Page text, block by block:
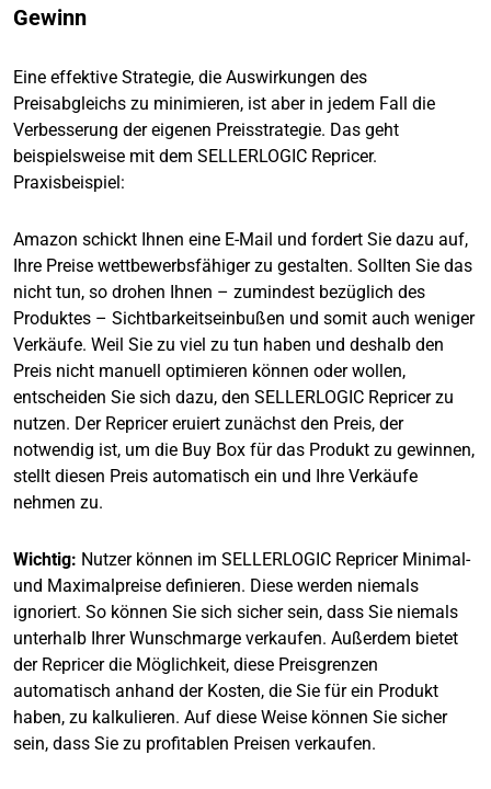
Gewinn
Eine effektive Strategie, die Auswirkungen des
Preisabgleichs zu minimieren, ist aber in jedem Fall die
Verbesserung der eigenen Preisstrategie. Das geht
beispielsweise mit dem SELLERLOGIC Repricer.
Praxisbeispiel:
Amazon schickt Ihnen eine E-Mail und fordert Sie dazu auf,
Ihre Preise wettbewerbsfähiger zu gestalten. Sollten Sie das
nicht tun, so drohen Ihnen – zumindest bezüglich des
Produktes – Sichtbarkeitseinbußen und somit auch weniger
Verkäufe. Weil Sie zu viel zu tun haben und deshalb den
Preis nicht manuell optimieren können oder wollen,
entscheiden Sie sich dazu, den SELLERLOGIC Repricer zu
nutzen. Der Repricer eruiert zunächst den Preis, der
notwendig ist, um die Buy Box für das Produkt zu gewinnen,
stellt diesen Preis automatisch ein und Ihre Verkäufe
nehmen zu.
Wichtig: Nutzer können im SELLERLOGIC Repricer Minimal-
und Maximalpreise definieren. Diese werden niemals
ignoriert. So können Sie sich sicher sein, dass Sie niemals
unterhalb Ihrer Wunschmarge verkaufen. Außerdem bietet
der Repricer die Möglichkeit, diese Preisgrenzen
automatisch anhand der Kosten, die Sie für ein Produkt
haben, zu kalkulieren. Auf diese Weise können Sie sicher
sein, dass Sie zu profitablen Preisen verkaufen.